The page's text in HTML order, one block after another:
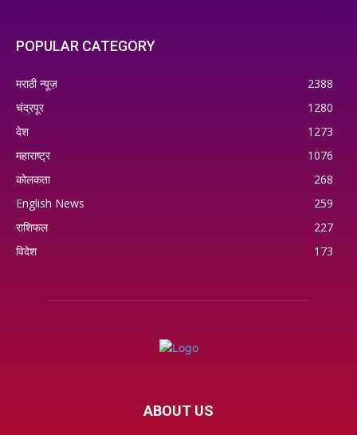
POPULAR CATEGORY
मराठी न्यूज़
2388
चंद्रपूर
1280
देश
1273
महाराष्ट्र
1076
कोलकता
268
English News
259
राशिफल
227
विदेश
173
ABOUT US